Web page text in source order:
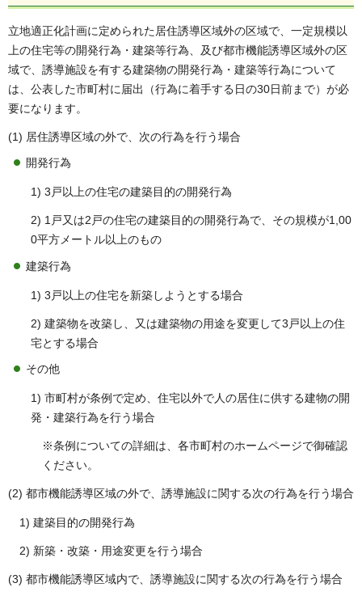
立地適正化計画に定められた居住誘導区域外の区域で、一定規模以
上の住宅等の開発行為・建築等行為、及び都市機能誘導区域外の区
域で、誘導施設を有する建築物の開発行為・建築等行為について
は、公表した市町村に届出（行為に着手する日の30日前まで）が必
要になります。
(1) 居住誘導区域の外で、次の行為を行う場合
開発行為
1) 3戸以上の住宅の建築目的の開発行為
2) 1戸又は2戸の住宅の建築目的の開発行為で、その規模が1,00
0平方メートル以上のもの
建築行為
1) 3戸以上の住宅を新築しようとする場合
2) 建築物を改築し、又は建築物の用途を変更して3戸以上の住
宅とする場合
その他
1) 市町村が条例で定め、住宅以外で人の居住に供する建物の開
発・建築行為を行う場合
※条例についての詳細は、各市町村のホームページで御確認
ください。
(2) 都市機能誘導区域の外で、誘導施設に関する次の行為を行う場合
1) 建築目的の開発行為
2) 新築・改築・用途変更を行う場合
(3) 都市機能誘導区域内で、誘導施設に関する次の行為を行う場合